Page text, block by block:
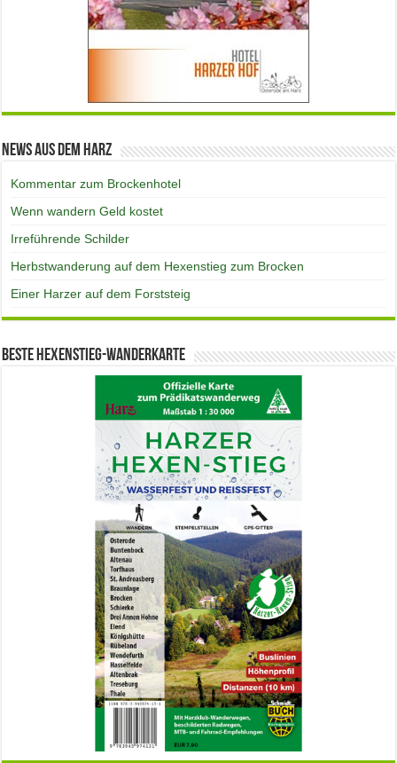
News aus dem Harz
Kommentar zum Brockenhotel
Wenn wandern Geld kostet
Irreführende Schilder
Herbstwanderung auf dem Hexenstieg zum Brocken
Einer Harzer auf dem Forststeig
Beste Hexenstieg-Wanderkarte